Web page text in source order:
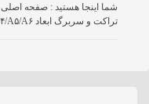
شما اینجا هستید : صفحه اصلی
تراکت و سربرگ ابعاد A۴/A۵/A۶